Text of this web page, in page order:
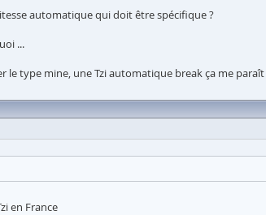
automatique qui doit être spécifique ?
...
le type mine, une Tzi automatique break ça me
en France